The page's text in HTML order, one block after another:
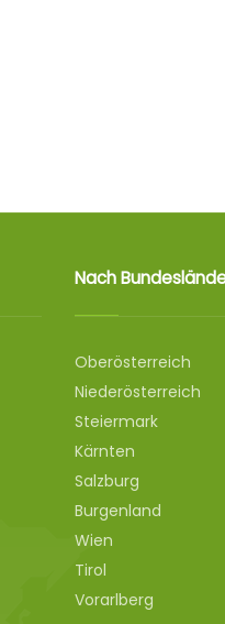
Nach
Oberösterreich
Niederösterreich
Steiermark
Kärnten
Salzburg
Burgenland
Wien
Tirol
Vorarlberg